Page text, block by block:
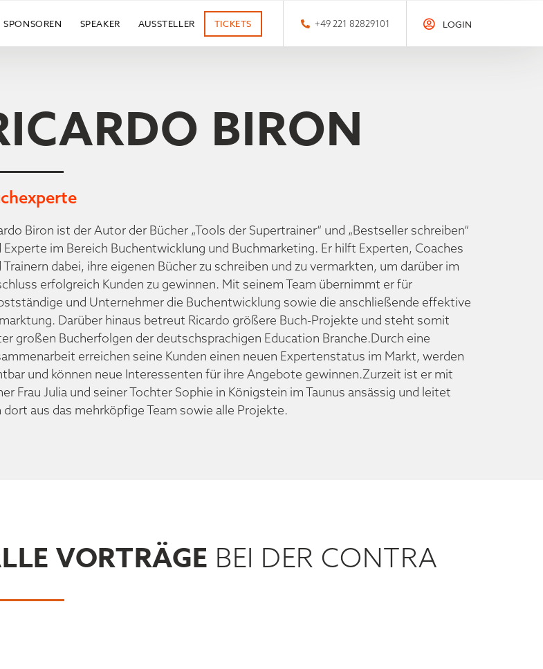
SPONSOREN SPEAKER AUSSTELLER TICKETS +49 221 82829101 LOGIN
BIRON
Biron ist der Autor der Bücher „Tools der Supertrainer“ und „Bestseller schreiben“
Experte im Bereich Buchentwicklung und Buchmarketing. Er hilft Experten, Coaches
Trainern dabei, ihre eigenen Bücher zu schreiben und zu vermarkten, um darüber im
erfolgreich Kunden zu gewinnen. Mit seinem Team übernimmt er für
und Unternehmer die Buchentwicklung sowie die anschließende effektive
Darüber hinaus betreut Ricardo größere Buch-Projekte und steht somit
großen Bucherfolgen der deutschsprachigen Education Branche.Durch eine
erreichen seine Kunden einen neuen Expertenstatus im Markt, werden
und können neue Interessenten für ihre Angebote gewinnen.Zurzeit ist er mit
Frau Julia und seiner Tochter Sophie in Königstein im Taunus ansässig und leitet
dort aus das mehrköpfige Team sowie alle Projekte.
VORTRÄGE BEI DER CONTRA